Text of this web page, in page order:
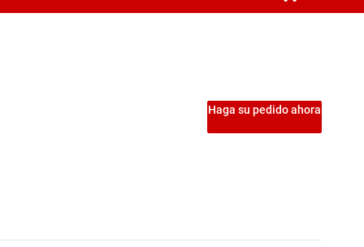
Haga su pedido ahora